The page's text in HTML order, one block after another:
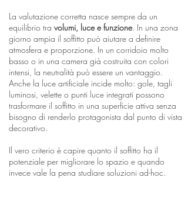
La valutazione corretta nasce sempre da un
equilibrio tra volumi, luce e funzione. In una zona
giorno ampia il soffitto può aiutare a definire
atmosfera e proporzione. In un corridoio molto
basso o in una camera già costruita con colori
intensi, la neutralità può essere un vantaggio.
Anche la luce artificiale incide molto: gole, tagli
luminosi, velette o punti luce integrati possono
trasformare il soffitto in una superficie attiva senza
bisogno di renderlo protagonista dal punto di vista
decorativo.
Il vero criterio è capire quanto il soffitto ha il
potenziale per migliorare lo spazio e quando
invece vale la pena studiare soluzioni ad-hoc.